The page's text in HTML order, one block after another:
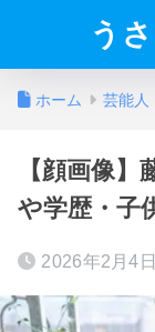
う
ホーム 芸能人
【顔画像
や学歴・子
2026年2月4日